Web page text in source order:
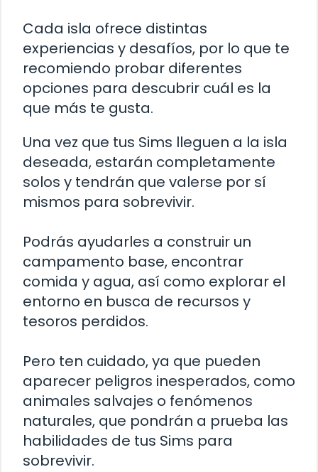
Cada isla ofrece distintas
experiencias y desafíos, por lo que te
recomiendo probar diferentes
opciones para descubrir cuál es la
que más te gusta.
Una vez que tus Sims lleguen a la isla
deseada, estarán completamente
solos y tendrán que valerse por sí
mismos para sobrevivir.
Podrás ayudarles a construir un
campamento base, encontrar
comida y agua, así como explorar el
entorno en busca de recursos y
tesoros perdidos.
Pero ten cuidado, ya que pueden
aparecer peligros inesperados, como
animales salvajes o fenómenos
naturales, que pondrán a prueba las
habilidades de tus Sims para
sobrevivir.